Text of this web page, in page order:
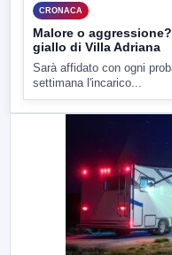
CRONACA
Malore o
giallo di Villa Adriana
Sarà affidato con ogni
settimana l'incarico...